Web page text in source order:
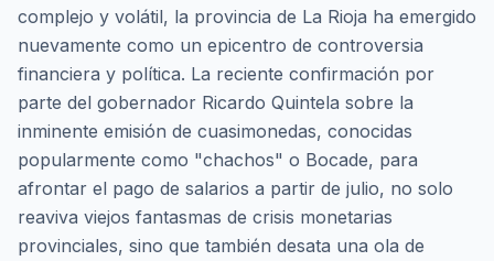
complejo y volátil, la provincia de La Rioja ha emergido
nuevamente como un epicentro de controversia
financiera y política. La reciente confirmación por
parte del gobernador Ricardo Quintela sobre la
inminente emisión de cuasimonedas, conocidas
popularmente como "chachos" o Bocade, para
afrontar el pago de salarios a partir de julio, no solo
reaviva viejos fantasmas de crisis monetarias
provinciales, sino que también desata una ola de